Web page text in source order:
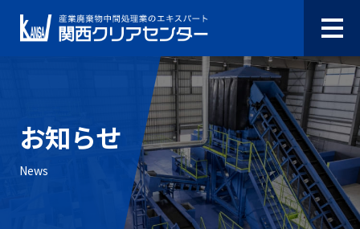
お知らせ
News